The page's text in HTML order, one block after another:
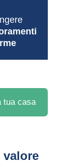
tua casa
valore